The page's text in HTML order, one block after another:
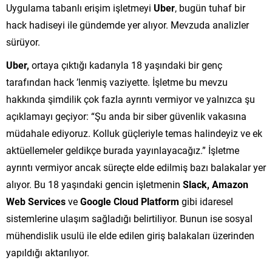
Uygulama tabanlı erişim işletmeyi Uber, bugün tuhaf bir
hack hadiseyi ile gündemde yer alıyor. Mevzuda analizler
sürüyor.
Uber, ortaya çıktığı kadarıyla 18 yaşındaki bir genç
tarafından hack ’lenmiş vaziyette. İşletme bu mevzu
hakkında şimdilik çok fazla ayrıntı vermiyor ve yalnızca şu
açıklamayı geçiyor: “Şu anda bir siber güvenlik vakasına
müdahale ediyoruz. Kolluk güçleriyle temas halindeyiz ve ek
aktüellemeler geldikçe burada yayınlayacağız.” İşletme
ayrıntı vermiyor ancak süreçte elde edilmiş bazı balakalar yer
alıyor. Bu 18 yaşındaki gencin işletmenin Slack, Amazon
Web ServicesveGoogle Cloud Platform gibi idaresel
sistemlerine ulaşım sağladığı belirtiliyor. Bunun ise sosyal
mühendislik usulü ile elde edilen giriş balakaları üzerinden
yapıldığı aktarılıyor.